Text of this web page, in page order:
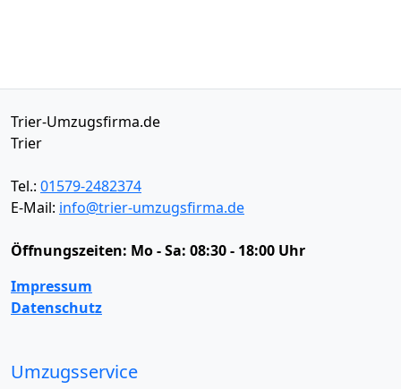
Trier-Umzugsfirma.de
Trier
Tel.: 01579-2482374
E-Mail: info@trier-umzugsfirma.de
Öffnungszeiten: Mo - Sa: 08:30 - 18:00 Uhr
Impressum
Datenschutz
Umzugsservice